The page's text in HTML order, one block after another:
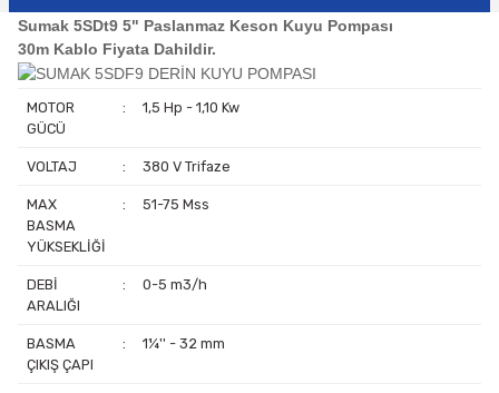
Sumak 5SDt9 5" Paslanmaz Keson Kuyu Pompası
30m Kablo Fiyata Dahildir.
MOTOR
GÜCÜ
: 1,5 Hp - 1,10 Kw
VOLTAJ : 380 V Trifaze
MAX
BASMA
YÜKSEKLİĞİ
: 51-75 Mss
DEBİ
ARALIĞI
: 0-5 m3/h
BASMA
ÇIKIŞ ÇAPI
: 1¼'' - 32 mm